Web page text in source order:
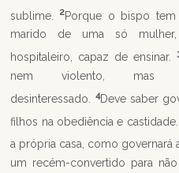
sublime.
2Porque o bispo tem
marido de uma só mulher,
hospitaleiro, capaz de ensinar.
nem violento, mas
desinteressado.
4Deve saber
filhos na obediência e
a própria casa, como governará
um recém-convertido para